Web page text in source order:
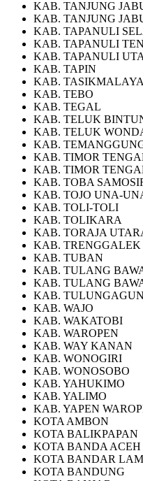
KAB. TANJUNG
KAB. TANJUNG
KAB. TAPANULI
KAB. TAPANULI
KAB. TAPANULI
KAB. TAPIN
KAB. TASIKMALAYA
KAB. TEBO
KAB. TEGAL
KAB. TELUK
KAB. TELUK
KAB.
KAB. TIMOR
KAB. TIMOR
KAB. TOBA
KAB. TOJO UNA-
KAB. TOLI-TOLI
KAB. TOLIKARA
KAB. TORAJA
KAB. TRENGGALEK
KAB. TUBAN
KAB. TULANG
KAB. TULANG
KAB.
KAB. WAJO
KAB. WAKATOBI
KAB. WAROPEN
KAB. WAY KANAN
KAB. WONOGIRI
KAB. WONOSOBO
KAB. YAHUKIMO
KAB. YALIMO
KAB. YAPEN
KOTA AMBON
KOTA BALIKPAPAN
KOTA BANDA ACEH
KOTA BANDAR
KOTA BANDUNG